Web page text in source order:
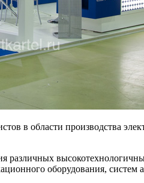
в области производства
оборудования, систем